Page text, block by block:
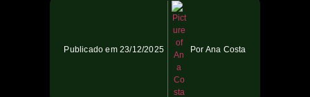
Publicado em 23/12/2025 Por Ana Costa